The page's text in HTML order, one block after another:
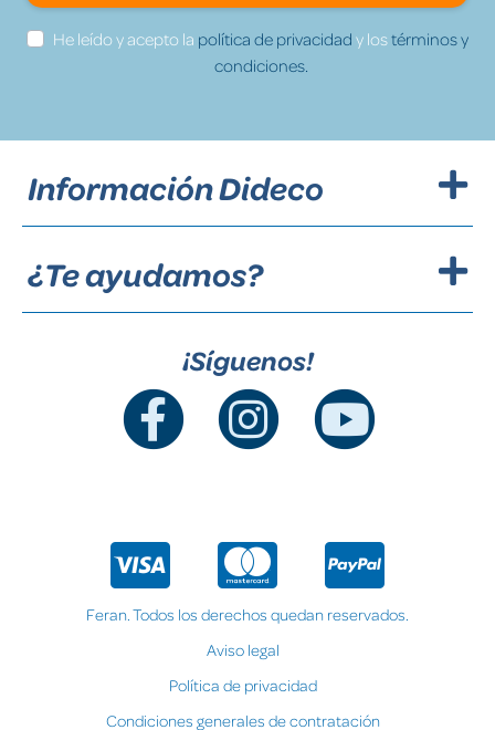
He leído y acepto la política de privacidad y lostérminos y
condiciones.
Información Dideco
¿Te ayudamos?
¡Síguenos!
Feran. Todos los derechos quedan reservados.
Aviso legal
Política de privacidad
Condiciones generales de contratación